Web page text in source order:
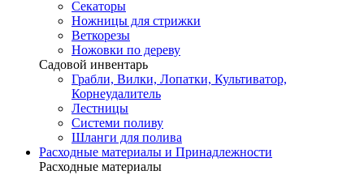
Секаторы
Ножницы для стрижки
Веткорезы
Ножовки по дереву
Садовой инвентарь
Грабли, Вилки, Лопатки, Культиватор,
Корнеудалитель
Лестницы
Системи поливу
Шланги для полива
Расходные материалы и Принадлежности
Расходные материалы